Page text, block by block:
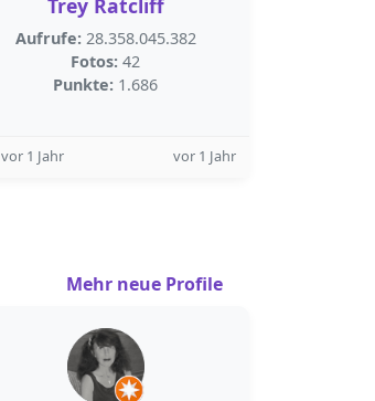
Trey Ratcliff
Aufrufe: 28.358.045.382
Fotos: 42
Punkte: 1.686
vor 1 Jahr vor 1 Jahr
Mehr neue Profile